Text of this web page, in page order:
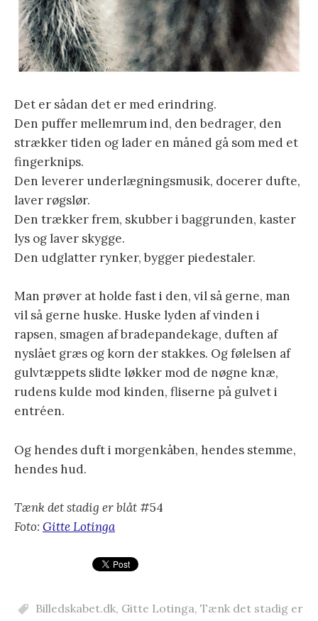
Det er sådan det er med erindring.
Den puffer mellemrum ind, den bedrager, den
strækker tiden og lader en måned gå som med et
fingerknips.
Den leverer underlægningsmusik, docerer dufte,
laver røgslør.
Den trækker frem, skubber i baggrunden, kaster
lys og laver skygge.
Den udglatter rynker, bygger piedestaler.
Man prøver at holde fast i den, vil så gerne, man
vil så gerne huske. Huske lyden af vinden i
rapsen, smagen af bradepandekage, duften af
nyslået græs og korn der stakkes. Og følelsen af
gulvtæppets slidte løkker mod de nøgne knæ,
rudens kulde mod kinden, fliserne på gulvet i
entréen.
Og hendes duft i morgenkåben, hendes stemme,
hendes hud.
Tænk det stadig er blåt#54
Foto: Gitte Lotinga
Billedskabet.dk, Gitte Lotinga, Tænk det stadig er